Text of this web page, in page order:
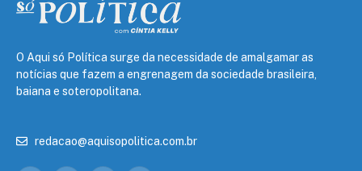
O Aqui só Política surge da necessidade de amalgamar as
notícias que fazem a engrenagem da sociedade brasileira,
baiana e soteropolitana.
redacao@aquisopolitica.com.br